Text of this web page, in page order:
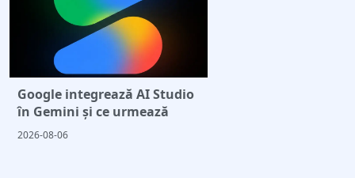
Google integrează AI Studio
în Gemini și ce urmează
2026-08-06